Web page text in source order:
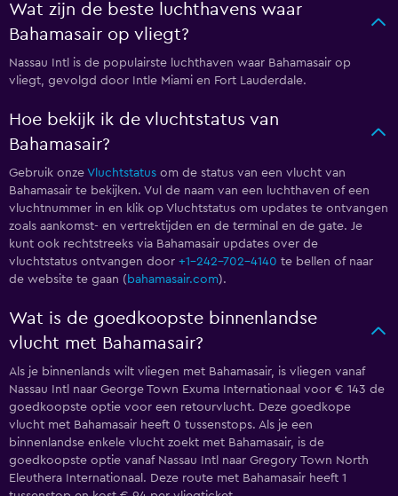
Wat zijn de beste luchthavens waar
Bahamasair op vliegt?
Nassau Intl is de populairste luchthaven waar Bahamasair op
vliegt, gevolgd door Intle Miami en Fort Lauderdale.
Hoe bekijk ik de vluchtstatus van
Bahamasair?
Gebruik onze Vluchtstatus om de status van een vlucht van
Bahamasair te bekijken. Vul de naam van een luchthaven of een
vluchtnummer in en klik op Vluchtstatus om updates te ontvangen
zoals aankomst- en vertrektijden en de terminal en de gate. Je
kunt ook rechtstreeks via Bahamasair updates over de
vluchtstatus ontvangen door +1-242-702-4140 te bellen of naar
de website te gaan ( bahamasair.com).
Wat is de goedkoopste binnenlandse
vlucht met Bahamasair?
Als je binnenlands wilt vliegen met Bahamasair, is vliegen vanaf
Nassau Intl naar George Town Exuma Internationaal voor € 143 de
goedkoopste optie voor een retourvlucht. Deze goedkope
vlucht met Bahamasair heeft 0 tussenstops. Als je een
binnenlandse enkele vlucht zoekt met Bahamasair, is de
goedkoopste optie vanaf Nassau Intl naar Gregory Town North
Eleuthera Internationaal. Deze route met Bahamasair heeft 1